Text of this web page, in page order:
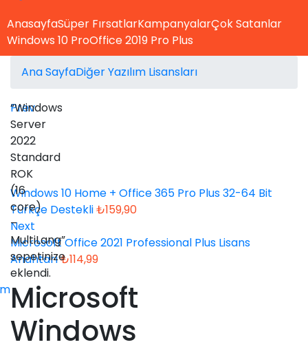
AnasayfaSüper FırsatlarKampanyalarÇok Satanlar
Windows 10 ProOffice 2019 Pro Plus
Ana SayfaDiğer Yazılım Lisansları
Prev
Windows 10 Home + Office 365 Pro Plus 32-64 Bit
Türkçe Destekli₺159,90
Next
Microsoft Office 2021 Professional Plus Lisans
Anahtarı₺114,99
“Windows
Server
2022
Standard
ROK
(16
core)
–
MultiLang”
sepetinize
eklendi.
Microsoft
Windows